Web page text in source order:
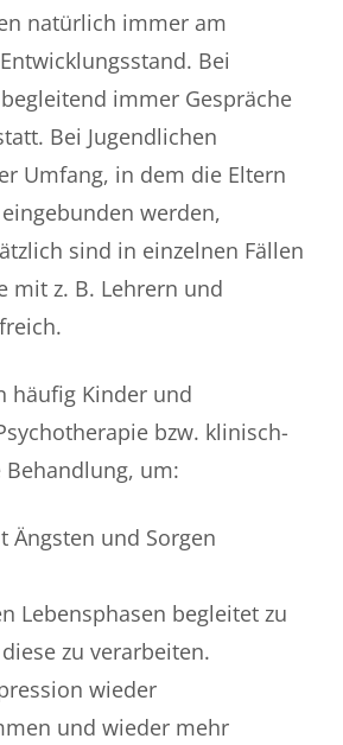
natürlich immer am
Bei
immer Gespräche
Bei Jugendlichen
Umfang, in dem die Eltern
werden,
sind in einzelnen Fällen
mit z. B. Lehrern und
häufig Kinder und
bzw. klinisch-
um:
Ängsten und Sorgen
Lebensphasen begleitet zu
zu verarbeiten.
wieder
und wieder mehr